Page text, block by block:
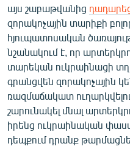
այս շաբաթվանից
զորակոչային տարիքի
հյուպատոսական
նշանակում է, որ
տարեկան ուկրաինացի
գրանցվեն զորակոչային
ռազմաճակատ
շարունակել մնալ
իրենց ուկրաինական
դեպքում դրանք